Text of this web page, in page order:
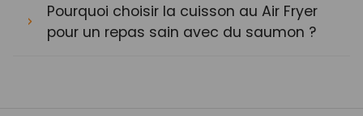
Pourquoi choisir la cuisson au Air Fryer
pour un repas sain avec du saumon ?